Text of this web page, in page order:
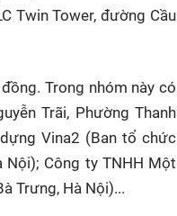
Twin Tower, đường Cầu
Trong nhóm này có
Trãi, Phường Thanh
Vina2 (Ban tổ chức
Nội); Công ty TNHH Một
Trưng, Hà Nội)...